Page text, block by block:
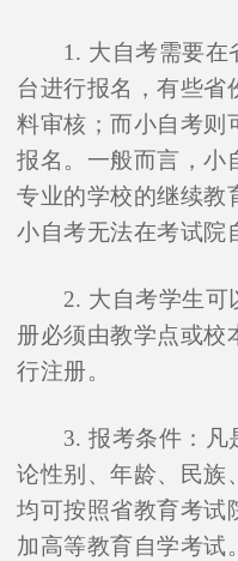
1. 大自考需要在
台进行报名，有些省
料审核；而小自考则
报名。一般而言，小
专业的学校的继续教
小自考无法在考试院
2. 大自考学生可
册必须由教学点或校
行注册。
3. 报考条件：凡
论性别、年龄、民族
均可按照省教育考试
加高等教育自学考试。